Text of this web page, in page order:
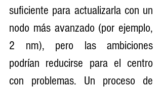
suficiente para actualizarla con un
nodo más avanzado (por ejemplo,
2 nm), pero las ambiciones
podrían reducirse para el centro
con problemas. Un proceso de